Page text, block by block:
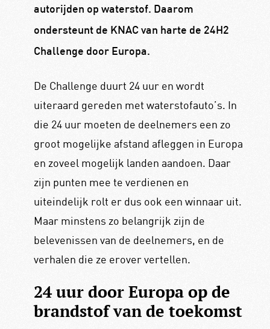
autorijden op waterstof. Daarom
ondersteunt de KNAC van harte de 24H2
Challenge door Europa.
De Challenge duurt 24 uur en wordt
uiteraard gereden met waterstofauto’s. In
die 24 uur moeten de deelnemers een zo
groot mogelijke afstand afleggen in Europa
en zoveel mogelijk landen aandoen. Daar
zijn punten mee te verdienen en
uiteindelijk rolt er dus ook een winnaar uit.
Maar minstens zo belangrijk zijn de
belevenissen van de deelnemers, en de
verhalen die ze erover vertellen.
24 uur door Europa op de
brandstof van de toekomst